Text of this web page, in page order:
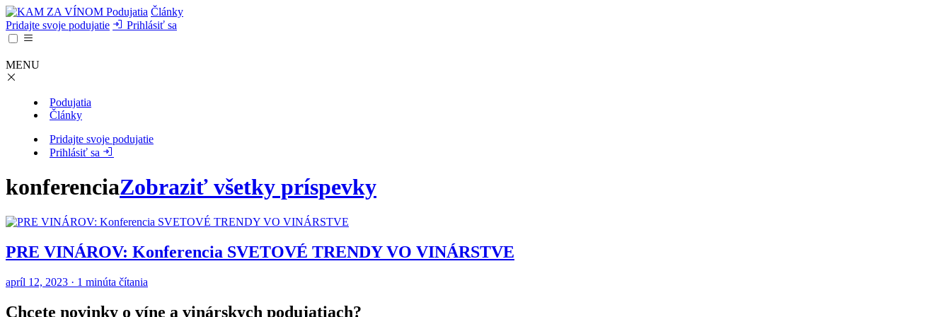
Podujatia Články
Pridajte svoje podujatie
Prihlásiť sa
MENU
Podujatia
Články
Pridajte svoje podujatie
Prihlásiť sa
konferenciaZobraziť všetky príspevky
PRE VINÁROV: Konferencia SVETOVÉ TRENDY VO VINÁRSTVE
apríl 12, 2023 · 1 minúta čítania
Chcete novinky o víne a vinárskych podujatiach?